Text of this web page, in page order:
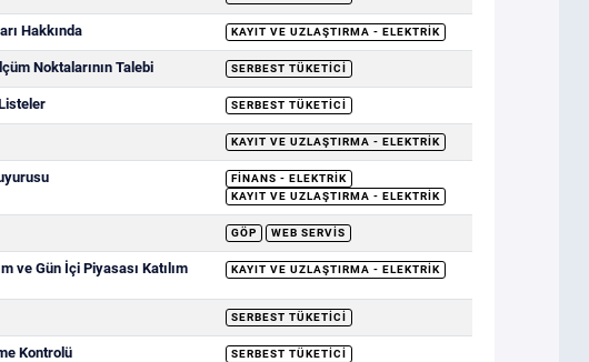
Hakkında KAYIT VE UZLAŞTIRMA - ELEKTRIK
Noktalarının Talebi SERBEST TÜKETICI
SERBEST TÜKETICI
KAYIT VE UZLAŞTIRMA - ELEKTRIK
FINANS - ELEKTRIK
KAYIT VE UZLAŞTIRMA - ELEKTRIK
GÖP WEB SERVIS
ve Gün İçi Piyasası Katılım
KAYIT VE UZLAŞTIRMA - ELEKTRIK
SERBEST TÜKETICI
Kontrolü SERBEST TÜKETICI